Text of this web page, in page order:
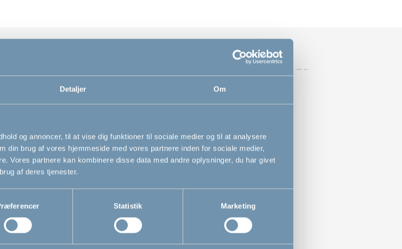
Detaljer Om
og annoncer, til at vise dig funktioner til sociale medier og til at analysere
din brug af vores hjemmeside med vores partnere inden for sociale medier,
Vores partnere kan kombinere disse data med andre oplysninger, du har givet
af deres tjenester.
Statistik Marketing
(Polyethylene) pulverlakeret stål
Varenummer
EN 1930:2011
Ekstra høje forlængere
Passer til ekstra høje Premier hundegitre